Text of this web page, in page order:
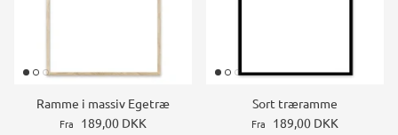
Ramme i massiv Egetræ
Fra 189,00 DKK
Sort træramme
Fra 189,00 DKK